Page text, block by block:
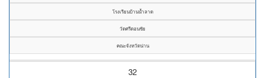
โรงเรียนบ้านน้ำลาด
วัดศรีดอนชัย
คณะจังหวัดน่าน
32